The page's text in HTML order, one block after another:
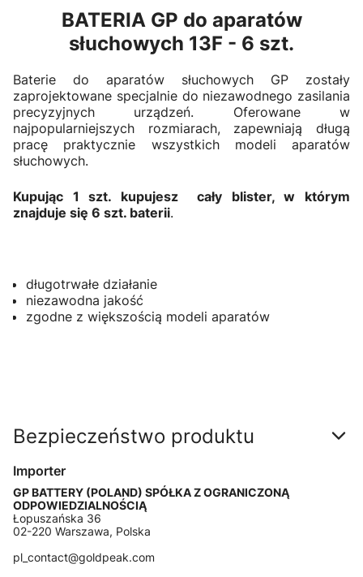
BATERIA GP do aparatów
słuchowych 13F - 6 szt.
Baterie do aparatów słuchowych GP zostały
zaprojektowane specjalnie do niezawodnego zasilania
precyzyjnych urządzeń. Oferowane w
najpopularniejszych rozmiarach, zapewniają długą
pracę praktycznie wszystkich modeli aparatów
słuchowych.
Kupując 1 szt. kupujesz cały blister, w którym
znajduje się 6 szt. baterii.
długotrwałe działanie
niezawodna jakość
zgodne z większością modeli aparatów
Bezpieczeństwo produktu
Importer
GP BATTERY (POLAND) SPÓŁKA Z OGRANICZONĄ
ODPOWIEDZIALNOŚCIĄ
Łopuszańska 36
02-220 Warszawa, Polska
pl_contact@goldpeak.com